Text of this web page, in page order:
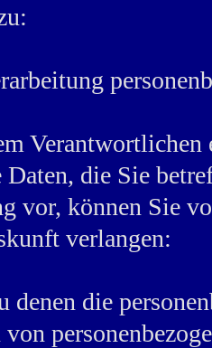
Daten, die Sie
vor, können Sie
verlangen:
denen die